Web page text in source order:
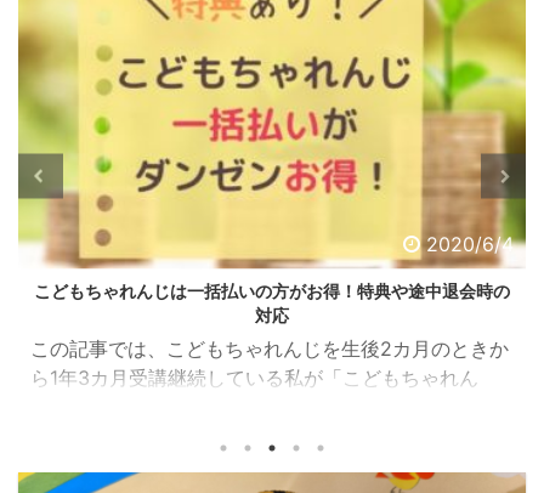
2020/6/4
こどもちゃれんじは一括払いの方がお得！特典や途中退会時の
対応
この記事では、こどもちゃれんじを生後2カ月のときか
ら1年3カ月受講継続している私が「こどもちゃれん